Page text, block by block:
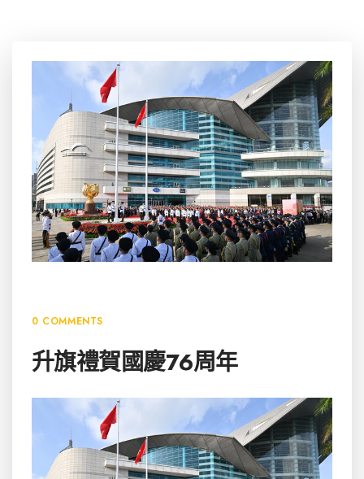
0 COMMENTS
升旗禮賀國慶76周年